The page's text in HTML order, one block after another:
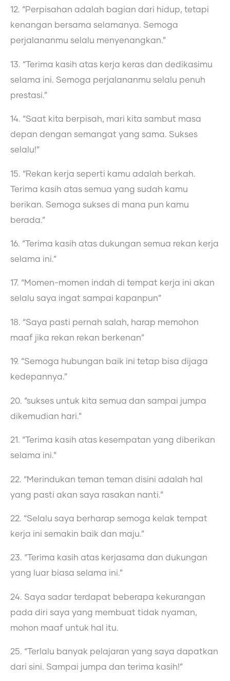
12. “Perpisahan adalah bagian dari hidup, tetapi
kenangan bersama selamanya. Semoga
perjalananmu selalu menyenangkan.”
13. “Terima kasih atas kerja keras dan dedikasimu
selama ini. Semoga perjalananmu selalu penuh
prestasi.”
14. “Saat kita berpisah, mari kita sambut masa
depan dengan semangat yang sama. Sukses
selalu!”
15. “Rekan kerja seperti kamu adalah berkah.
Terima kasih atas semua yang sudah kamu
berikan. Semoga sukses di mana pun kamu
berada.”
16. “Terima kasih atas dukungan semua rekan kerja
selama ini.”
17. “Momen-momen indah di tempat kerja ini akan
selalu saya ingat sampai kapanpun”
18. “Saya pasti pernah salah, harap memohon
maaf jika rekan rekan berkenan”
19. “Semoga hubungan baik ini tetap bisa dijaga
kedepannya.”
20. “sukses untuk kita semua dan sampai jumpa
dikemudian hari.”
21. “Terima kasih atas kesempatan yang diberikan
selama ini.”
22. “Merindukan teman teman disini adalah hal
yang pasti akan saya rasakan nanti.”
22. “Selalu saya berharap semoga kelak tempat
kerja ini semakin baik dan maju.”
23. “Terima kasih atas kerjasama dan dukungan
yang luar biasa selama ini.”
24. Saya sadar terdapat beberapa kekurangan
pada diri saya yang membuat tidak nyaman,
mohon maaf untuk hal itu.
25. “Terlalu banyak pelajaran yang saya dapatkan
dari sini. Sampai jumpa dan terima kasih!”